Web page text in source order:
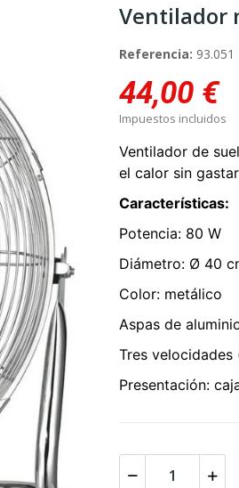
Ventilador
Referencia: 93.051
44,00 €
Impuestos incluidos
Ventilador de
el calor sin
Características:
Potencia: 80 W
Diámetro: Ø 40
Color: metálico
Aspas de
Tres
Presentación: